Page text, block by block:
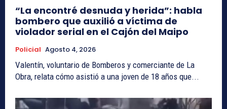
“La encontré desnuda y herida”: habla
bombero que auxilió a víctima de
violador serial en el Cajón del Maipo
Policial Agosto 4, 2026
Valentín, voluntario de Bomberos y comerciante de La
Obra, relata cómo asistió a una joven de 18 años que...